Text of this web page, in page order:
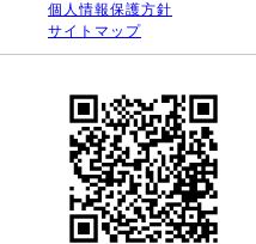
個人情報保護方針
サイトマップ